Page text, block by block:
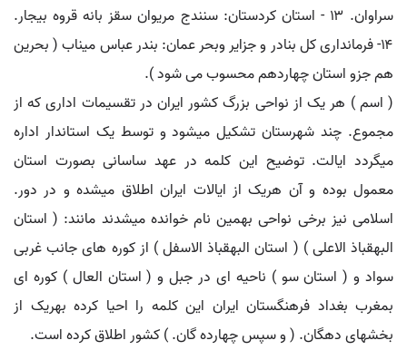
سراوان. ۱۳ - استان کردستان: سنندج مریوان سقز بانه قروه بیجار.
۱۴- فرمانداری کل بنادر و جزایر وبحر عمان: بندر عباس میناب ( بحرین
هم جزو استان چهاردهم محسوب می شود ).
( اسم ) هر یک از نواحی بزرگ کشور ایران در تقسیمات اداری که از
مجموع. چند شهرستان تشکیل میشود و توسط یک استاندار اداره
میگردد ایالت. توضیح این کلمه در عهد ساسانی بصورت استان
معمول بوده و آن هریک از ایالات ایران اطلاق میشده و در دور.
اسلامی نیز برخی نواحی بهمین نام خوانده میشدند مانند: ( استان
البهقباذ الاعلی ) ( استان البهقباذ الاسفل ) از کوره های جانب غربی
سواد و ( استان سو ) ناحیه ای در جبل و ( استان العال ) کوره ای
بمغرب بغداد فرهنگستان ایران این کلمه را احیا کرده بهریک از
بخشهای دهگان. ( و سپس چهارده گان. ) کشور اطلاق کرده است.